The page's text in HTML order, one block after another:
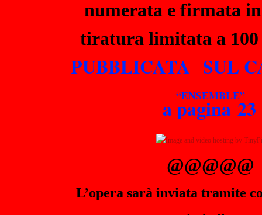
numerata e firmata
tiratura limitata a
PUBBLICATA SUL
“ENSEMBLE”
a pagina 23
@@@@@
L’opera sarà inviata tramite